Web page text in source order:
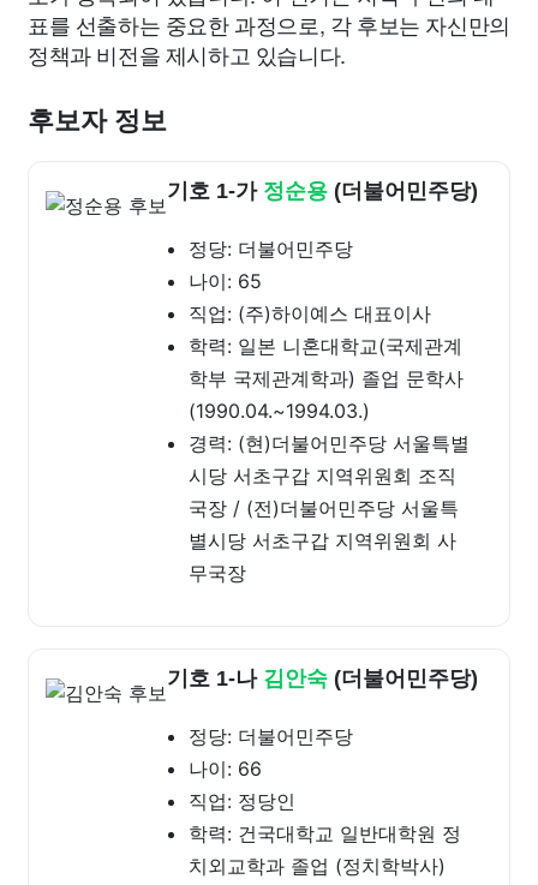
표를 선출하는 중요한 과정으로, 각 후보는 자신만의
정책과 비전을 제시하고 있습니다.
후보자 정보
기호 1-가 정순용 (더불어민주당)
정당: 더불어민주당
나이: 65
직업: (주)하이예스 대표이사
학력: 일본 니혼대학교(국제관계
학부 국제관계학과) 졸업 문학사
(1990.04.~1994.03.)
경력: (현)더불어민주당 서울특별
시당 서초구갑 지역위원회 조직
국장 / (전)더불어민주당 서울특
별시당 서초구갑 지역위원회 사
무국장
기호 1-나 김안숙 (더불어민주당)
정당: 더불어민주당
나이: 66
직업: 정당인
학력: 건국대학교 일반대학원 정
치외교학과 졸업 (정치학박사)